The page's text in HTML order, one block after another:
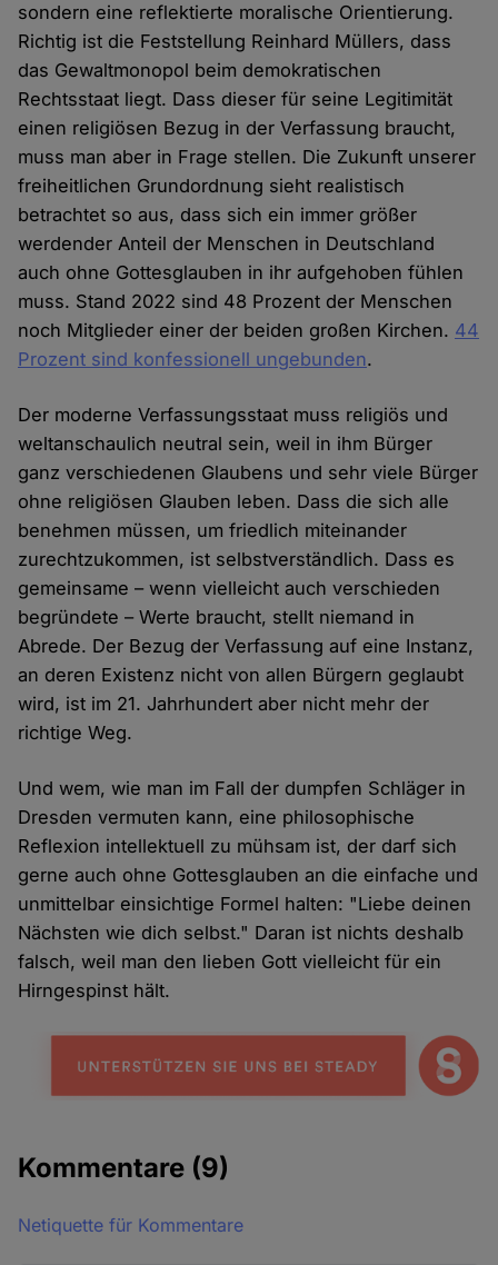
sondern eine reflektierte moralische Orientierung.
Richtig ist die Feststellung Reinhard Müllers, dass
das Gewaltmonopol beim demokratischen
Rechtsstaat liegt. Dass dieser für seine Legitimität
einen religiösen Bezug in der Verfassung braucht,
muss man aber in Frage stellen. Die Zukunft unserer
freiheitlichen Grundordnung sieht realistisch
betrachtet so aus, dass sich ein immer größer
werdender Anteil der Menschen in Deutschland
auch ohne Gottesglauben in ihr aufgehoben fühlen
muss. Stand 2022 sind 48 Prozent der Menschen
noch Mitglieder einer der beiden großen Kirchen. 44
Prozent sind konfessionell ungebunden.
Der moderne Verfassungsstaat muss religiös und
weltanschaulich neutral sein, weil in ihm Bürger
ganz verschiedenen Glaubens und sehr viele Bürger
ohne religiösen Glauben leben. Dass die sich alle
benehmen müssen, um friedlich miteinander
zurechtzukommen, ist selbstverständlich. Dass es
gemeinsame – wenn vielleicht auch verschieden
begründete – Werte braucht, stellt niemand in
Abrede. Der Bezug der Verfassung auf eine Instanz,
an deren Existenz nicht von allen Bürgern geglaubt
wird, ist im 21. Jahrhundert aber nicht mehr der
richtige Weg.
Und wem, wie man im Fall der dumpfen Schläger in
Dresden vermuten kann, eine philosophische
Reflexion intellektuell zu mühsam ist, der darf sich
gerne auch ohne Gottesglauben an die einfache und
unmittelbar einsichtige Formel halten: "Liebe deinen
Nächsten wie dich selbst." Daran ist nichts deshalb
falsch, weil man den lieben Gott vielleicht für ein
Hirngespinst hält.
Kommentare (9)
Netiquette für Kommentare